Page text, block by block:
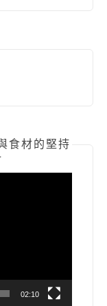
食材的堅持
02:10